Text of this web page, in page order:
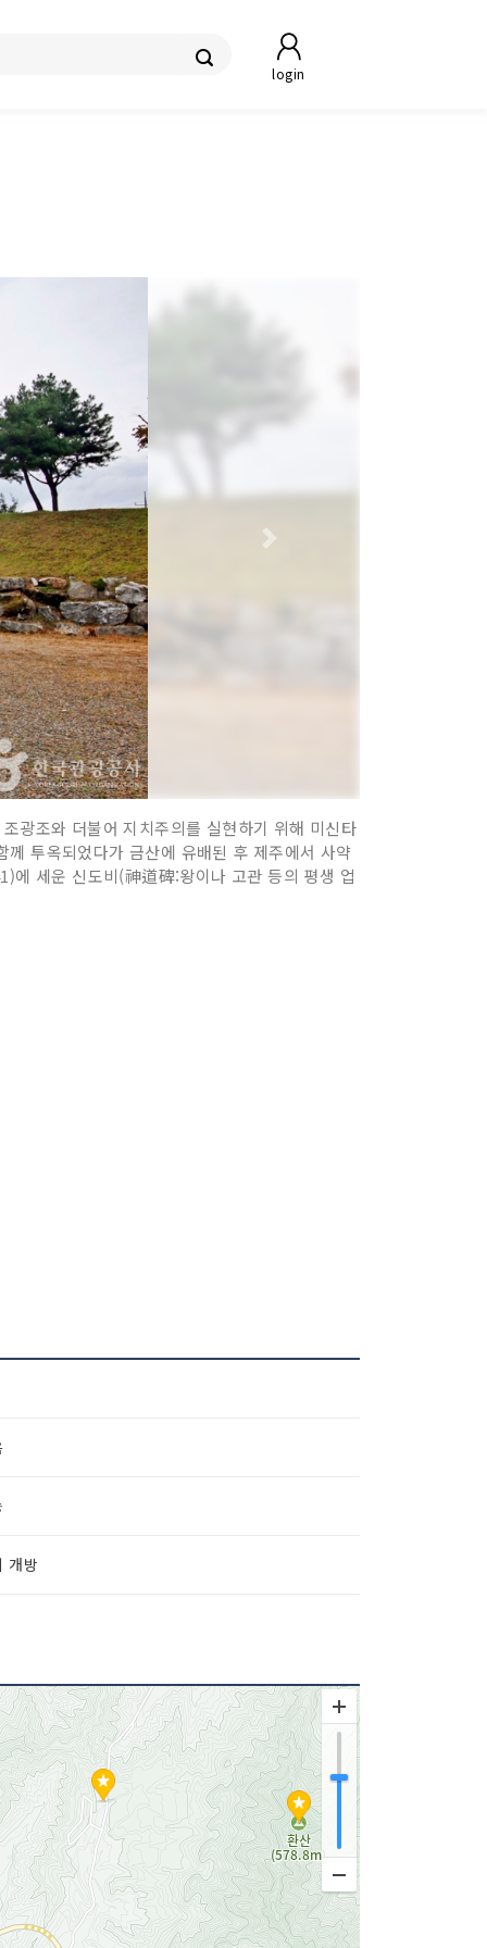
login
광조와 더불어 지치주의를 실현하기 위해 미신타
투옥되었다가 금산에 유배된 후 제주에서 사약
에 세운 신도비(神道碑:왕이나 고관 등의 평생 업
개방